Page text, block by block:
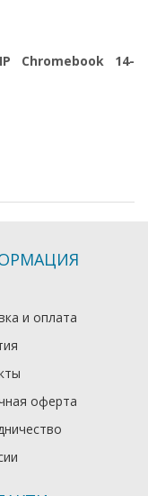
Chromebook 14-
и оплата
оферта